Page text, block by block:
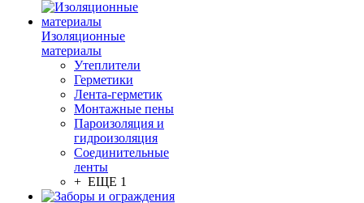
Изоляционные
материалы
Утеплители
Герметики
Лента-герметик
Монтажные пены
Пароизоляция и
гидроизоляция
Соединительные
ленты
+ ЕЩЕ 1